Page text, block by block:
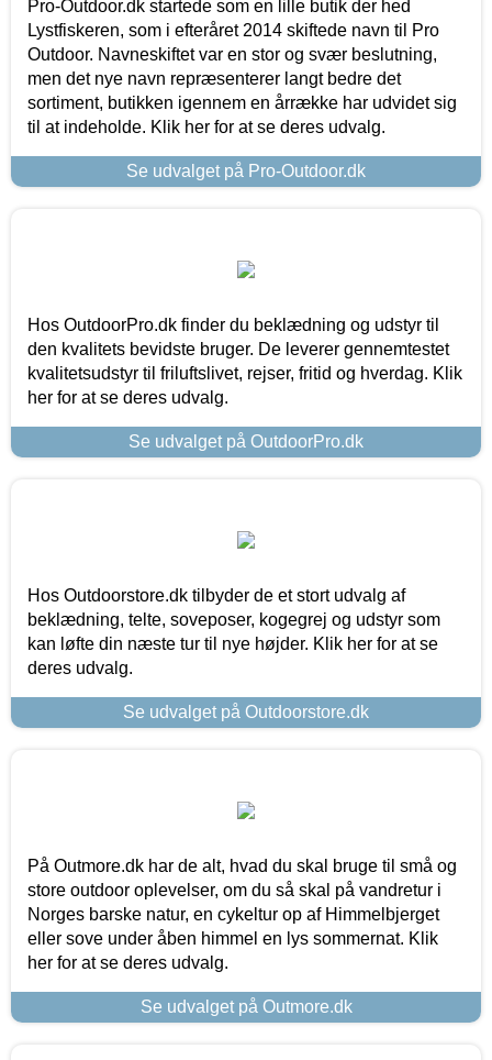
Pro-Outdoor.dk startede som en lille butik der hed
Lystfiskeren, som i efteråret 2014 skiftede navn til Pro
Outdoor. Navneskiftet var en stor og svær beslutning,
men det nye navn repræsenterer langt bedre det
sortiment, butikken igennem en årrække har udvidet sig
til at indeholde. Klik her for at se deres udvalg.
Se udvalget på Pro-Outdoor.dk
Hos OutdoorPro.dk finder du beklædning og udstyr til
den kvalitets bevidste bruger. De leverer gennemtestet
kvalitetsudstyr til friluftslivet, rejser, fritid og hverdag. Klik
her for at se deres udvalg.
Se udvalget på OutdoorPro.dk
Hos Outdoorstore.dk tilbyder de et stort udvalg af
beklædning, telte, soveposer, kogegrej og udstyr som
kan løfte din næste tur til nye højder. Klik her for at se
deres udvalg.
Se udvalget på Outdoorstore.dk
På Outmore.dk har de alt, hvad du skal bruge til små og
store outdoor oplevelser, om du så skal på vandretur i
Norges barske natur, en cykeltur op af Himmelbjerget
eller sove under åben himmel en lys sommernat. Klik
her for at se deres udvalg.
Se udvalget på Outmore.dk